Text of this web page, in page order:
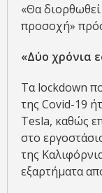
«Θα
προσοχή»
«Δύο χρόνια
Τα lockdown
της Covid-19
Tesla, καθώς
στο
της
εξαρτήματα